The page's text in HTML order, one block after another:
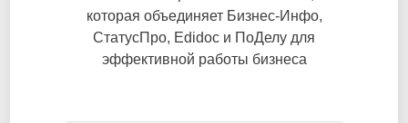
которая объединяет Бизнес-Инфо,
СтатусПро, Edidoc и ПоДелу для
эффективной работы бизнеса